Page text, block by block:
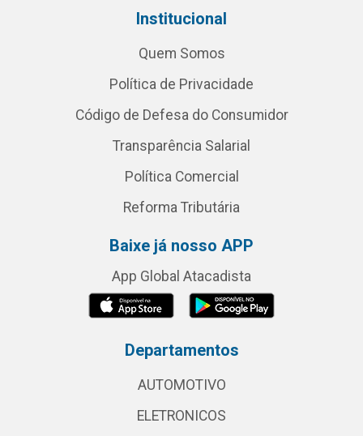
Institucional
Quem Somos
Política de Privacidade
Código de Defesa do Consumidor
Transparência Salarial
Política Comercial
Reforma Tributária
Baixe já nosso APP
App Global Atacadista
Departamentos
AUTOMOTIVO
ELETRONICOS